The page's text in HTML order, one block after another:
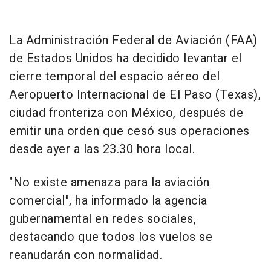
La Administración Federal de Aviación (FAA)
de Estados Unidos ha decidido levantar el
cierre temporal del espacio aéreo del
Aeropuerto Internacional de El Paso (Texas),
ciudad fronteriza con México, después de
emitir una orden que cesó sus operaciones
desde ayer a las 23.30 hora local.
"No existe amenaza para la aviación
comercial", ha informado la agencia
gubernamental en redes sociales,
destacando que todos los vuelos se
reanudarán con normalidad.